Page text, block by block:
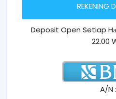
REKENING
Deposit Open Setiap
22.00
A/N :